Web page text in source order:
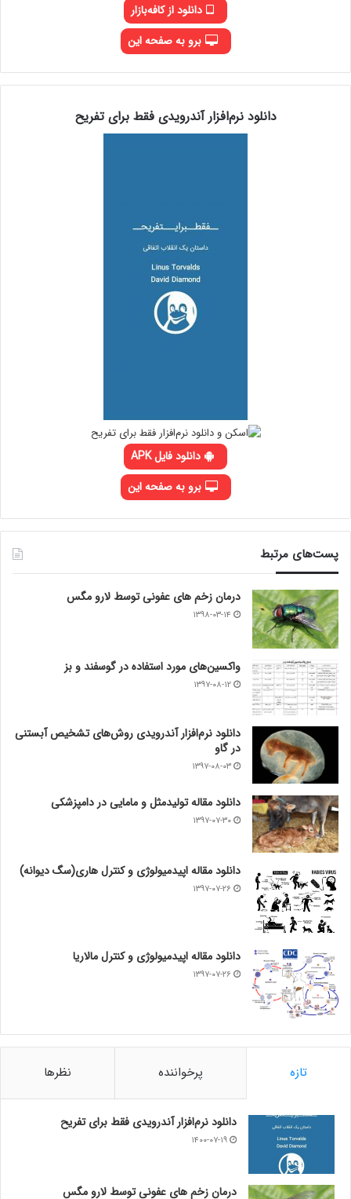
دانلود از کافه‌بازار
برو به صفحه این
دانلود نرم‌افزار آندرویدی فقط برای تفریح
دانلود فایل APK
برو به صفحه این
پست‌های مرتبط
درمان زخم های عفونی توسط لارو مگس
۱۳۹۸-۰۳-۱۴
واکسین‌های مورد استفاده در گوسفند و بز
۱۳۹۷-۰۸-۱۲
دانلود نرم‌افزار آندرویدی روش‌های تشخیص آبستنی
در گاو
۱۳۹۷-۰۸-۰۳
دانلود مقاله تولیدمثل و مامایی در دامپزشکی
۱۳۹۷-۰۷-۳۰
دانلود مقاله اپیدمیولوژی و کنترل هاری(سگ دیوانه)
۱۳۹۷-۰۷-۲۶
دانلود مقاله اپیدمیولوژی و کنترل مالاریا
۱۳۹۷-۰۷-۲۶
تازه پرخواننده نظرها
دانلود نرم‌افزار آندرویدی فقط برای تفریح
۱۴۰۰-۰۷-۱۹
درمان زخم های عفونی توسط لارو مگس